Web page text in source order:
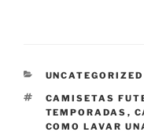
CATEGORÍAS
UNCATEGORIZED
ETIQUETAS
CAMISETAS
TEMPORADAS ,
COMO LAVAR